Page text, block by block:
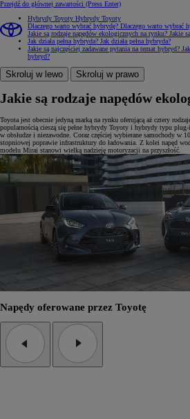
Przejdź do głównej zawartości (Press Enter)
Hybrydy Toyoty Hybrydy Toyoty
Dlaczego warto wybrać hybrydę? Dlaczego warto wybrać
Jakie są rodzaje napędów ekologicznych na rynku? Jakie
Jak działa pełna hybryda? Jak działa pełna hybryda?
Jakie są najczęściej zadawane pytania na temat hybryd?
hybryd?
Skroluj w lewo Skroluj w prawo
Jakie są rodzaje napędów
Toyota jest obecnie jedyną marką na rynku oferującą aż cztery
popularnością cieszą się pełne hybrydy Toyoty i hybrydy typu plug-
w obsłudze i niezawodne. Coraz częściej wybierane samochody w
stopniowej poprawie infrastruktury do ładowania. Z kolei napęd
modelu Mirai stanowi wielką nadzieję motoryzacji na przyszłość.
Napędy oferowane przez Toyotę